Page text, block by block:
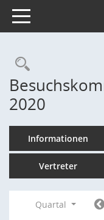
Toggle navigation
2020
Informationen
Vertreter
Quartal